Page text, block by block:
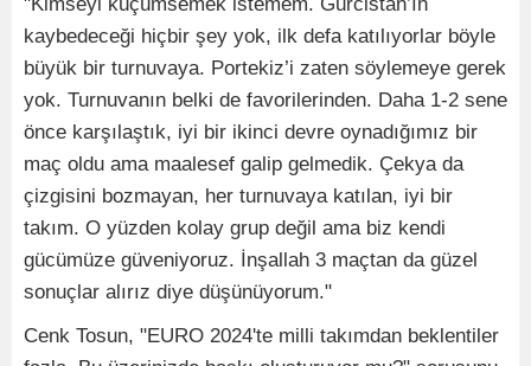
kaybedeceği hiçbir şey yok, ilk defa katılıyorlar böyle
büyük bir turnuvaya. Portekiz’i zaten söylemeye gerek
yok. Turnuvanın belki de favorilerinden. Daha 1-2 sene
önce karşılaştık, iyi bir ikinci devre oynadığımız bir
maç oldu ama maalesef galip gelmedik. Çekya da
çizgisini bozmayan, her turnuvaya katılan, iyi bir
takım. O yüzden kolay grup değil ama biz kendi
gücümüze güveniyoruz. İnşallah 3 maçtan da güzel
sonuçlar alırız diye düşünüyorum."
Cenk Tosun, "EURO 2024'te milli takımdan beklentiler